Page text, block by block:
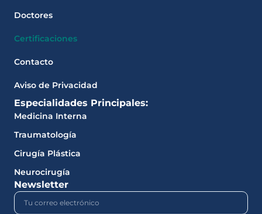
Doctores
Certificaciones
Contacto
Aviso de Privacidad
Especialidades Principales:
Medicina Interna
Traumatología
Cirugía Plástica
Neurocirugía
Newsletter